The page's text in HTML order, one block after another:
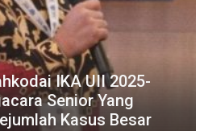
IKA UII 2025-
Senior Yang
Kasus Besar